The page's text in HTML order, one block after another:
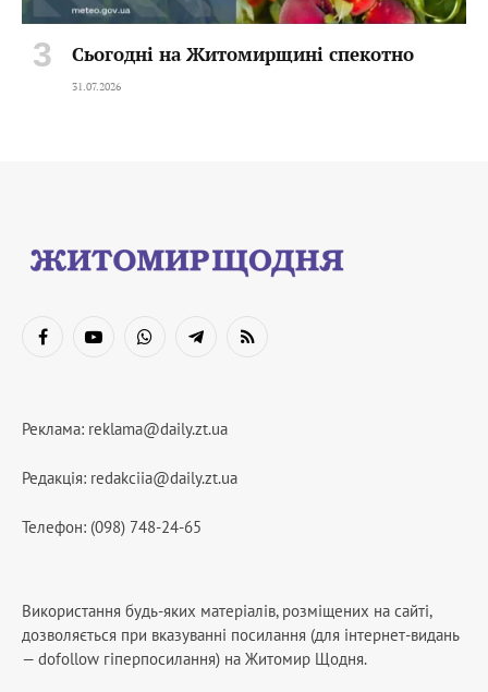
Сьогодні на Житомирщині спекотно
31.07.2026
FacebookYouTubeWhatsAppTelegramRSS
Реклама: reklama@daily.zt.ua
Редакція: redakciia@daily.zt.ua
Телефон: (098) 748-24-65
Використання будь-яких матеріалів, розміщених на сайті,
дозволяється при вказуванні посилання (для інтернет-видань
— dofollow гіперпосилання) на Житомир Щодня.